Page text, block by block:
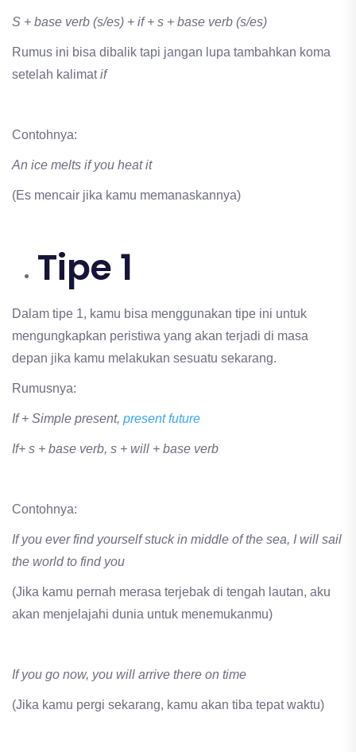
S + base verb (s/es) + if + s + base verb (s/es)
Rumus ini bisa dibalik tapi jangan lupa tambahkan koma
setelah kalimatif
Contohnya:
An ice melts if you heat it
(Es mencair jika kamu memanaskannya)
Tipe 1
Dalam tipe 1, kamu bisa menggunakan tipe ini untuk
mengungkapkan peristiwa yang akan terjadi di masa
depan jika kamu melakukan sesuatu sekarang.
Rumusnya:
If + Simple present, present future
If+ s + base verb, s + will + base verb
Contohnya:
If you ever find yourself stuck in middle of the sea, I will sail
the world to find you
(Jika kamu pernah merasa terjebak di tengah lautan, aku
akan menjelajahi dunia untuk menemukanmu)
If you go now, you will arrive there on time
(Jika kamu pergi sekarang, kamu akan tiba tepat waktu)